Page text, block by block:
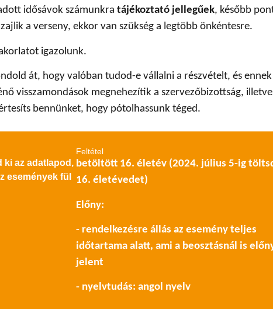
idősávok számunkra tájékoztató jellegűek, később
a verseny, ekkor van szükség a legtöbb önkéntesre.
igazolunk.
át, hogy valóban tudod-e vállalni a részvételt, és
visszamondások megnehezítik a szervezőbizottság,
bennünket, hogy pótolhassunk téged.
ki az adatlapod,
események fül
Feltétel
betöltött 16. életév (2024. július 5-ig
16. életévedet)
Előny:
- rendelkezésre állás az esemény teljes
időtartama alatt, ami a beosztásnál is
jelent
- nyelvtudás: angol nyelv